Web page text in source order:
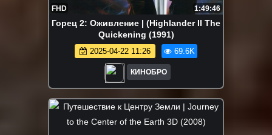
FHD 1:49:46
Горец 2: Оживление | (Highlander II The
Quickening (1991)
2025-04-22 11:26 69.6K
КИНОБРО